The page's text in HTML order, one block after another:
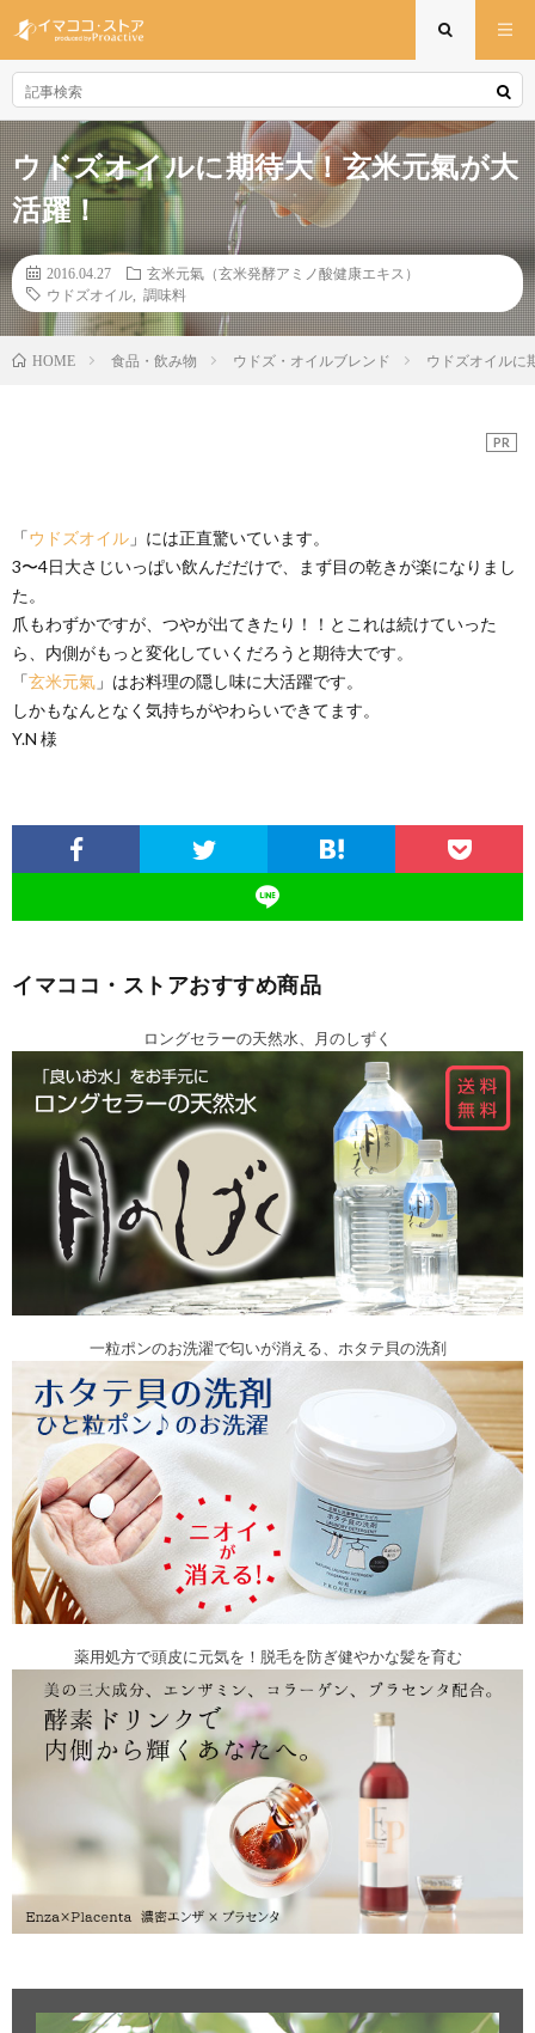
ウドズオイルに期待大！玄米元氣が大
活躍！
2016.04.27
玄米元氣（玄米発酵アミノ酸健康エキス）
ウドズオイル
調味料
HOME 食品・飲み物 ウドズ・オイルブレンド ウドズオイルに
PR
「ウドズオイル 」には正直驚いています。
3〜4日大さじいっぱい飲んだだけで、まず目の乾きが楽になりまし
た。
爪もわずかですが、つやが出てきたり！！とこれは続けていった
ら、内側がもっと変化していくだろうと期待大です。
「玄米元氣 」はお料理の隠し味に大活躍です。
しかもなんとなく気持ちがやわらいできてます。
Y.N 様
イマココ・ストアおすすめ商品
ロングセラーの天然水、月のしずく
一粒ポンのお洗濯で匂いが消える、ホタテ貝の洗剤
薬用処方で頭皮に元気を！脱毛を防ぎ健やかな髪を育む